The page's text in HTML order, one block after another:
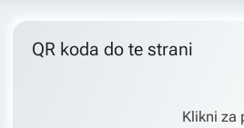
QR koda do te strani
Klikni za